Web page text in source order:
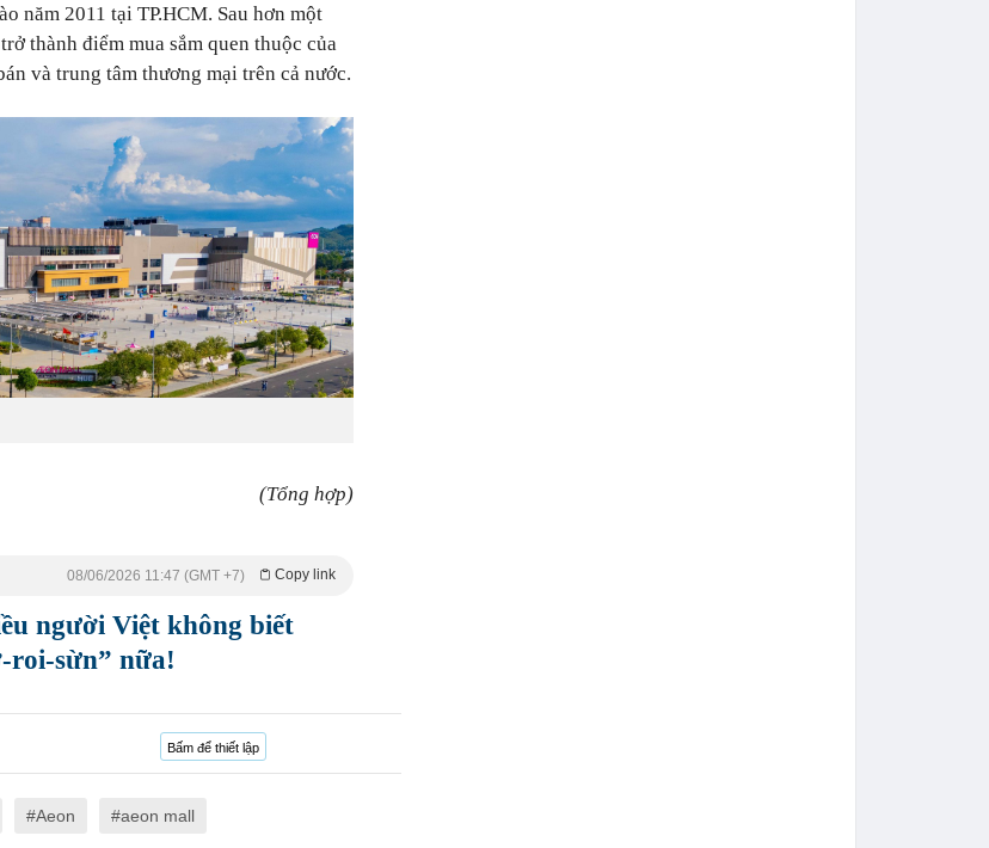
năm 2011 tại TP.HCM. Sau hơn một
thành điểm mua sắm quen thuộc của
và trung tâm thương mại trên cả nước.
(Tổng hợp)
Copy link
08/06/2026 11:47 (GMT +7)
người Việt không biết
roi-sừn” nữa!
Bấm để thiết lập
Aeon aeon mall